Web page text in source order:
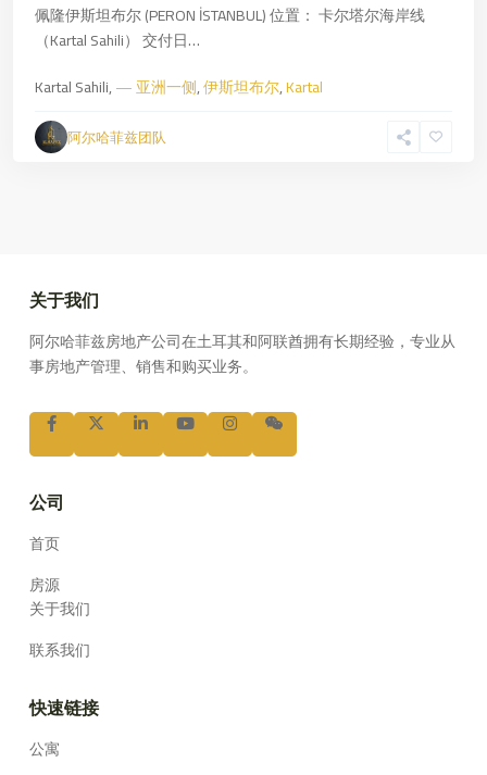
佩隆伊斯坦布尔 (PERON İSTANBUL) 位置： 卡尔塔尔海岸线
（Kartal Sahili） 交付日…
Kartal Sahili,— 亚洲一侧,伊斯坦布尔,Kartal
阿尔哈菲兹团队
关于我们
阿尔哈菲兹房地产公司在土耳其和阿联酋拥有长期经验，专业从
事房地产管理、销售和购买业务。
公司
首页
房源
关于我们
联系我们
快速链接
公寓